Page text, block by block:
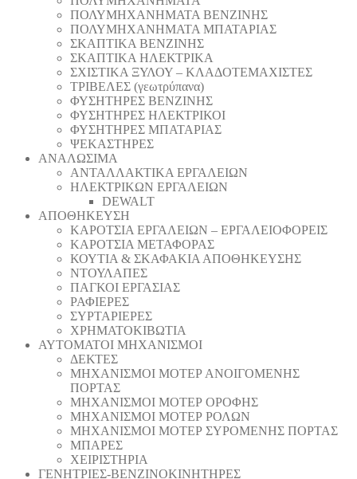
ΠΟΛΥΜΗΧΑΝΗΜΑΤΑ ΒΕΝΖΙΝΗΣ
ΠΟΛΥΜΗΧΑΝΗΜΑΤΑ ΜΠΑΤΑΡΙΑΣ
ΣΚΑΠΤΙΚΑ ΒΕΝΖΙΝΗΣ
ΣΚΑΠΤΙΚΑ ΗΛΕΚΤΡΙΚΑ
ΣΧΙΣΤΙΚΑ ΞΥΛΟΥ – ΚΛΑΔΟΤΕΜΑΧΙΣΤΕΣ
ΤΡΙΒΕΛΕΣ (γεωτρύπανα)
ΦΥΣΗΤΗΡΕΣ ΒΕΝΖΙΝΗΣ
ΦΥΣΗΤΗΡΕΣ ΗΛΕΚΤΡΙΚΟΙ
ΦΥΣΗΤΗΡΕΣ ΜΠΑΤΑΡΙΑΣ
ΨΕΚΑΣΤΗΡΕΣ
ΑΝΑΛΩΣΙΜΑ
ΑΝΤΑΛΛΑΚΤΙΚΑ ΕΡΓΑΛΕΙΩΝ
ΗΛΕΚΤΡΙΚΩΝ ΕΡΓΑΛΕΙΩΝ
DEWALT
ΑΠΟΘΗΚΕΥΣΗ
ΚΑΡΟΤΣΙΑ ΕΡΓΑΛΕΙΩΝ – ΕΡΓΑΛΕΙΟΦΟΡΕΙΣ
ΚΑΡΟΤΣΙΑ ΜΕΤΑΦΟΡΑΣ
ΚΟΥΤΙΑ & ΣΚΑΦΑΚΙΑ ΑΠΟΘΗΚΕΥΣΗΣ
ΝΤΟΥΛΑΠΕΣ
ΠΑΓΚΟΙ ΕΡΓΑΣΙΑΣ
ΡΑΦΙΕΡΕΣ
ΣΥΡΤΑΡΙΕΡΕΣ
ΧΡΗΜΑΤΟΚΙΒΩΤΙΑ
ΑΥΤΟΜΑΤΟΙ ΜΗΧΑΝΙΣΜΟΙ
ΔΕΚΤΕΣ
ΜΗΧΑΝΙΣΜΟΙ ΜΟΤΕΡ ΑΝΟΙΓΟΜΕΝΗΣ
ΠΟΡΤΑΣ
ΜΗΧΑΝΙΣΜΟΙ ΜΟΤΕΡ ΟΡΟΦΗΣ
ΜΗΧΑΝΙΣΜΟΙ ΜΟΤΕΡ ΡΟΛΩΝ
ΜΗΧΑΝΙΣΜΟΙ ΜΟΤΕΡ ΣΥΡΟΜΕΝΗΣ ΠΟΡΤΑΣ
ΜΠΑΡΕΣ
ΧΕΙΡΙΣΤΗΡΙΑ
ΓΕΝΗΤΡΙΕΣ-ΒΕΝΖΙΝΟΚΙΝΗΤΗΡΕΣ